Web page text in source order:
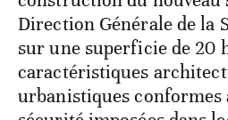
Direction Générale de la
sur une superficie de 20
caractéristiques
urbanistiques conformes